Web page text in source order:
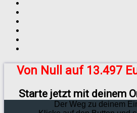
Von Null auf 13.497
Starte jetzt mit deinem
Der Weg zu deinem